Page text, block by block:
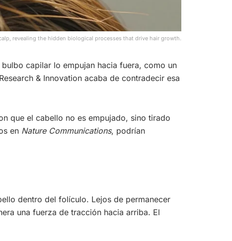
revealing the hidden biological processes that drive hair growth.
capilar lo empujan hacia fuera, como un
& Innovation acaba de contradecir esa
que el cabello no es empujado, sino tirado
en Nature Communications, podrían
dentro del folículo. Lejos de permanecer
una fuerza de tracción hacia arriba. El